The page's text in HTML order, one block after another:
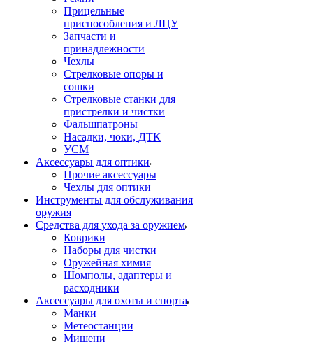
Прицельные
приспособления и ЛЦУ
Запчасти и
принадлежности
Чехлы
Стрелковые опоры и
сошки
Стрелковые станки для
пристрелки и чистки
Фальшпатроны
Насадки, чоки, ДТК
УСМ
Аксессуары для оптики
Прочие аксессуары
Чехлы для оптики
Инструменты для обслуживания
оружия
Средства для ухода за оружием
Коврики
Наборы для чистки
Оружейная химия
Шомполы, адаптеры и
расходники
Аксессуары для охоты и спорта
Манки
Метеостанции
Мишени